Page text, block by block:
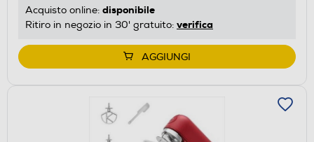
Acquisto online: disponibile
Ritiro in negozio in 30' gratuito: verifica
AGGIUNGI